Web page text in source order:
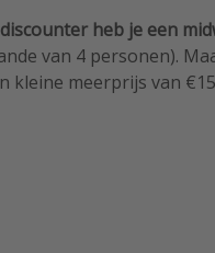
heb je een
van 4 personen).
kleine meerprijs van